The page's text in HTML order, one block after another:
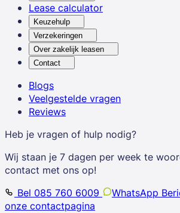
Lease calculator
Keuzehulp
Verzekeringen
Over zakelijk leasen
Contact
Blogs
Veelgestelde vragen
Reviews
Heb je vragen of hulp nodig?
Wij staan je 7 dagen per week te
contact met ons op!
Bel 085 760 6009
WhatsApp
onze contactpagina